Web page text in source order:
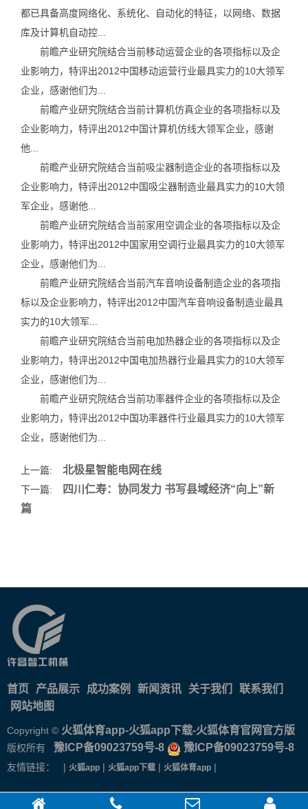
都已具备高度网络化、系统化、自动化的特征，以网络、数据
库及计算机自动控...
前瞻产业研究院结合当前移动运营企业的各项指标以及企
业影响力，特评出2012中国移动运营行业最具实力的10大领军
企业，感谢他们为...
前瞻产业研究院结合当前计算机仿真企业的各项指标以及
企业影响力，特评出2012中国计算机仿线大领军企业，感谢
他...
前瞻产业研究院结合当前吸尘器制造企业的各项指标以及
企业影响力，特评出2012中国吸尘器制造业最具实力的10大领
军企业，感谢他...
前瞻产业研究院结合当前家用空调企业的各项指标以及企
业影响力，特评出2012中国家用空调行业最具实力的10大领军
企业，感谢他们为...
前瞻产业研究院结合当前汽车音响设备制造企业的各项指
标以及企业影响力，特评出2012中国汽车音响设备制造业最具
实力的10大领军...
前瞻产业研究院结合当前电加热器企业的各项指标以及企
业影响力，特评出2012中国电加热器行业最具实力的10大领军
企业，感谢他们为...
前瞻产业研究院结合当前功率器件企业的各项指标以及企
业影响力，特评出2012中国功率器件行业最具实力的10大领军
企业，感谢他们为...
上一篇: 北极星智能电网在线
下一篇:
四川仁寿：协同发力 书写县域经济“向上”新
篇
首页 产品展示 成功案例 新闻资讯 关于我们
联系我们
网站地图
Copyright © 火狐体育app-火狐app下载-火狐体育官网官方版
版权所有 豫ICP备09023759号-8 豫ICP备09023759号-8
友情链接： | 火狐app | 火狐app下载 | 火狐体育app |